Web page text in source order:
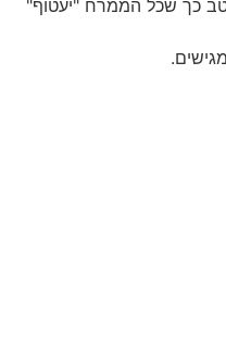
כך שכל הממרח "יעטוף"